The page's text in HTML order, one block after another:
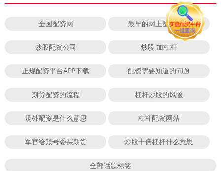
全国配资网 最早的网上配资平台
炒股配资公司 炒股 加杠杆
正规配资平台APP下载 配资需要知道的问题
期货配资的流程 杠杆炒股的风险
场外配资是什么意思 杠杆配资网站
军官给账号委买期货 炒股十倍杠杆什么意思
全部话题标签